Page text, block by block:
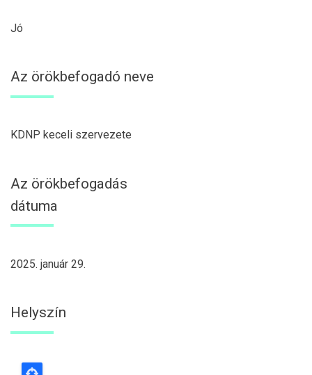
Jó
Az örökbefogadó neve
KDNP keceli szervezete
Az örökbefogadás
dátuma
2025. január 29.
Helyszín